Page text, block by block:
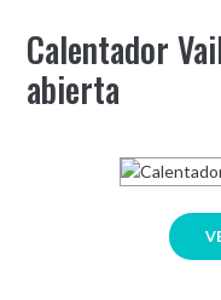
Calentador
abierta